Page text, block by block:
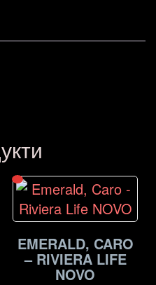
EMERALD, CARO
– RIVIERA LIFE
NOVO